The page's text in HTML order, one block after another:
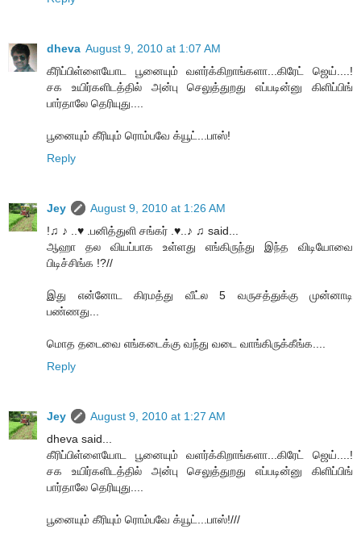
dheva August 9, 2010 at 1:07 AM
கீரிப்பிள்ளையோட பூனையும் வளர்க்கிறாங்களா...கிரேட் ஜெய்....!
சக உயிர்களிடத்தில் அன்பு செலுத்துறது எப்படின்னு கிளிப்பிங்
பார்தாலே தெரியுது....
பூனையும் கீரியும் ரொம்பவே க்யூட்...பாஸ்!
Reply
Jey
August 9, 2010 at 1:26 AM
!♫ ♪ ..♥ .பனித்துளி சங்கர் .♥..♪ ♫ said...
ஆஹா தல வியப்பாக உள்ளது எங்கிருந்து இந்த விடியோவை
பிடிச்சிங்க !?//
இது என்னோட கிரமத்து வீட்ல 5 வருசத்துக்கு முன்னாடி
பண்ணது...
மொத தடைவை எங்கடைக்கு வந்து வடை வாங்கிருக்கீங்க....
Reply
Jey
August 9, 2010 at 1:27 AM
dheva said...
கீரிப்பிள்ளையோட பூனையும் வளர்க்கிறாங்களா...கிரேட் ஜெய்....!
சக உயிர்களிடத்தில் அன்பு செலுத்துறது எப்படின்னு கிளிப்பிங்
பார்தாலே தெரியுது....
பூனையும் கீரியும் ரொம்பவே க்யூட்...பாஸ்!///